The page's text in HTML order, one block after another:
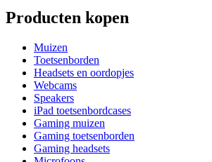
Producten kopen
Muizen
Toetsenborden
Headsets en oordopjes
Webcams
Speakers
iPad toetsenbordcases
Gaming muizen
Gaming toetsenborden
Gaming headsets